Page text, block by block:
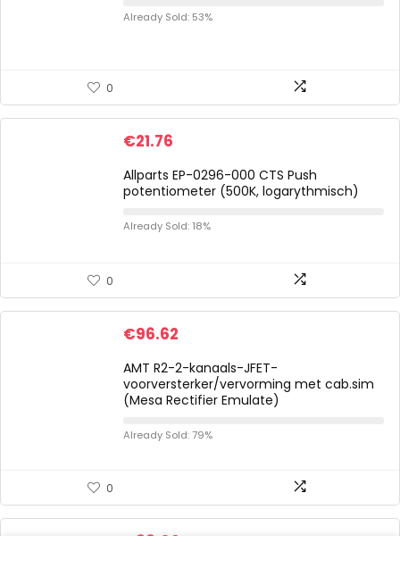
Already Sold: 53%
0
€21.76
Allparts EP-0296-000 CTS Push
potentiometer (500K, logarythmisch)
Already Sold: 18%
0
€96.62
AMT R2-2-kanaals-JFET-
voorversterker/vervorming met cab.sim
(Mesa Rectifier Emulate)
Already Sold: 79%
0
38.09